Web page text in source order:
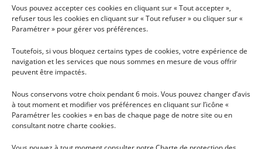
Vous pouvez accepter ces cookies en cliquant sur « Tout accepter »,
refuser tous les cookies en cliquant sur « Tout refuser » ou cliquer sur «
Paramétrer » pour gérer vos préférences.
Toutefois, si vous bloquez certains types de cookies, votre expérience de
navigation et les services que nous sommes en mesure de vous offrir
peuvent être impactés.
Nous conservons votre choix pendant 6 mois. Vous pouvez changer d’avis
à tout moment et modifier vos préférences en cliquant sur l’icône «
Paramétrer les cookies » en bas de chaque page de notre site ou en
consultant notre charte cookies.
BROCHURE
CONDITIONS GÉNÉRALES
UNIVERSITY
PARCOURS DU COEUR AUX
RECHERCHE
NOUS SOUTENIR
NOUS CONTACTER